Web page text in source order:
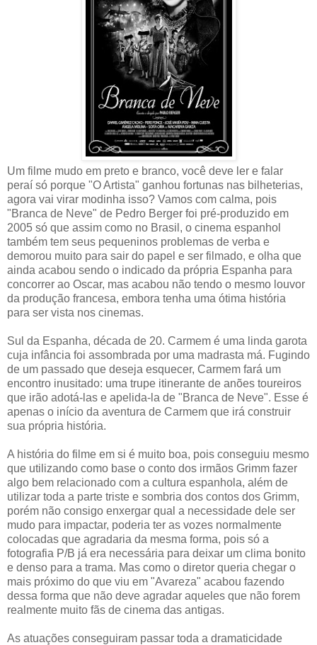
Um filme mudo em preto e branco, você deve ler e falar
peraí só porque "O Artista" ganhou fortunas nas bilheterias,
agora vai virar modinha isso? Vamos com calma, pois
"Branca de Neve" de Pedro Berger foi pré-produzido em
2005 só que assim como no Brasil, o cinema espanhol
também tem seus pequeninos problemas de verba e
demorou muito para sair do papel e ser filmado, e olha que
ainda acabou sendo o indicado da própria Espanha para
concorrer ao Oscar, mas acabou não tendo o mesmo louvor
da produção francesa, embora tenha uma ótima história
para ser vista nos cinemas.
Sul da Espanha, década de 20. Carmem é uma linda garota
cuja infância foi assombrada por uma madrasta má. Fugindo
de um passado que deseja esquecer, Carmem fará um
encontro inusitado: uma trupe itinerante de anões toureiros
que irão adotá-las e apelida-la de "Branca de Neve". Esse é
apenas o início da aventura de Carmem que irá construir
sua própria história.
A história do filme em si é muito boa, pois conseguiu mesmo
que utilizando como base o conto dos irmãos Grimm fazer
algo bem relacionado com a cultura espanhola, além de
utilizar toda a parte triste e sombria dos contos dos Grimm,
porém não consigo enxergar qual a necessidade dele ser
mudo para impactar, poderia ter as vozes normalmente
colocadas que agradaria da mesma forma, pois só a
fotografia P/B já era necessária para deixar um clima bonito
e denso para a trama. Mas como o diretor queria chegar o
mais próximo do que viu em "Avareza" acabou fazendo
dessa forma que não deve agradar aqueles que não forem
realmente muito fãs de cinema das antigas.
As atuações conseguiram passar toda a dramaticidade